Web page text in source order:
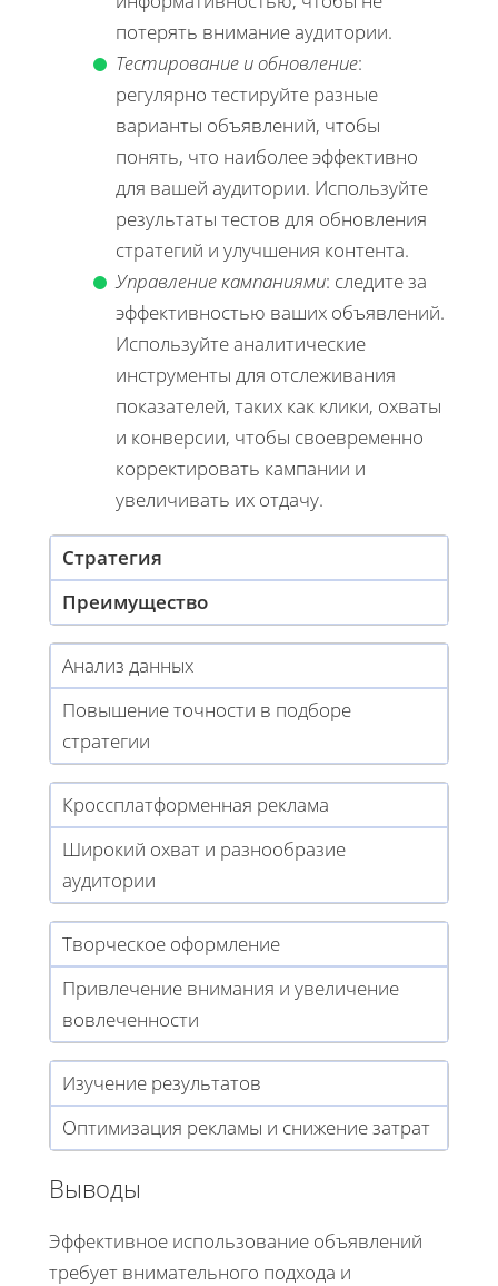
потерять внимание аудитории.
Тестирование и обновление:
регулярно тестируйте разные
варианты объявлений, чтобы
понять, что наиболее эффективно
для вашей аудитории. Используйте
результаты тестов для обновления
стратегий и улучшения контента.
Управление кампаниями: следите за
эффективностью ваших объявлений.
Используйте аналитические
инструменты для отслеживания
показателей, таких как клики, охваты
и конверсии, чтобы своевременно
корректировать кампании и
увеличивать их отдачу.
Стратегия
Преимущество
Анализ данных
Повышение точности в подборе
стратегии
Кроссплатформенная реклама
Широкий охват и разнообразие
аудитории
Творческое оформление
Привлечение внимания и увеличение
вовлеченности
Изучение результатов
Оптимизация рекламы и снижение затрат
Выводы
Эффективное использование объявлений
требует внимательного подхода и